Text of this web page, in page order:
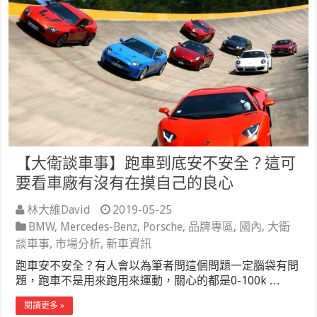
【大衛談車事】跑車到底安不安全？這可
要看車廠有沒有在摸自己的良心
林大維David
2019-05-25
BMW, Mercedes-Benz, Porsche, 品牌專區, 國內, 大衛
談車事, 市場分析,新車資訊
跑車安不安全？有人會以為筆者問這個問題一定腦袋有問
題，跑車不是用來跑用來運動，關心的都是0-100k …
閱讀更多 »